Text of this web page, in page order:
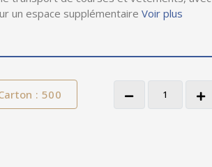
un espace supplémentaire Voir plus
: 500